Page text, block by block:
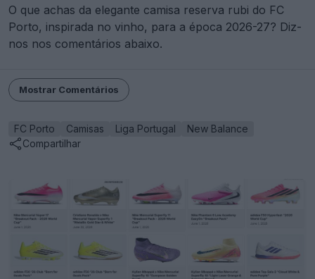
O que achas da elegante camisa reserva rubi do FC
Porto, inspirada no vinho, para a época 2026-27? Diz-
nos nos comentários abaixo.
Mostrar Comentários
FC Porto Camisas Liga Portugal
New Balance
Compartilhar